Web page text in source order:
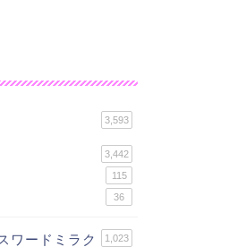
3,593
3,442
115
36
ワードミラク
1,023